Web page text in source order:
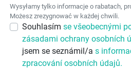
Wysyłamy tylko informacje o rabatach,
Możesz zrezygnować w każdej chwili.
Souhlasím se všeobecnými
zásadami ochrany osobních
jsem se seznámil/a s
zpracování osobních údajů.